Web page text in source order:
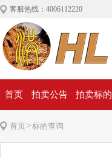
客服热线：4006112220
首页 拍卖公告 拍卖标的
首页>标的查询